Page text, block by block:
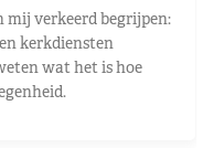
mij verkeerd begrijpen:
kerkdiensten
wat het is hoe